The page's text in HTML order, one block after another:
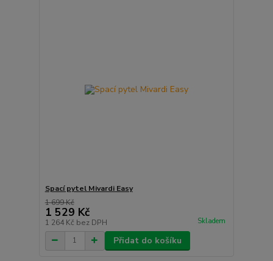
Spací pytel Mivardi Easy
1 699 Kč
1 529 Kč
1 264 Kč bez DPH Skladem
Přidat do košíku